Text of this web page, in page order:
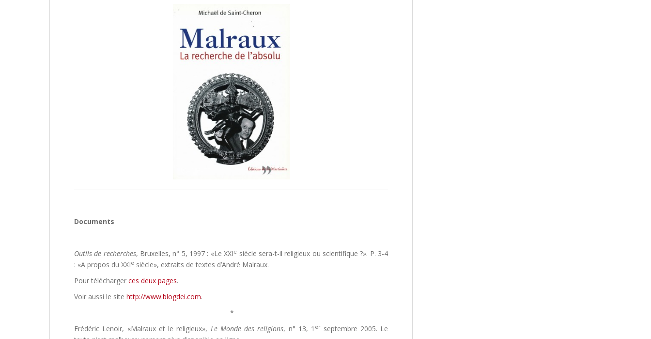
Documents
Outils de recherches, Bruxelles, n° 5, 1997 : «Le XXIe siècle sera-t-il religieux ou scientifique ?». P. 3-4
: «A propos du XXIe siècle», extraits de textes d’André Malraux.
Pour télécharger ces deux pages.
Voir aussi le site http://www.blogdei.com.
*
Frédéric Lenoir, «Malraux et le religieux», Le Monde des religions, n° 13, 1 erseptembre 2005. Le